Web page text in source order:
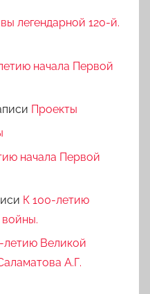
легендарной 120-й.
начала Первой
Проекты
начала Первой
К 100-летию
летию Великой
А.Г.